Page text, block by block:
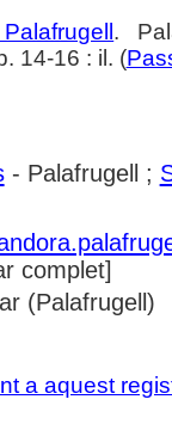
.
14-16 : il. (
- Palafrugell ;
complet]
(Palafrugell)
a aquest